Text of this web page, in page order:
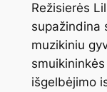
Režisierės
supažindina
muzikiniu
išgelbėjimo